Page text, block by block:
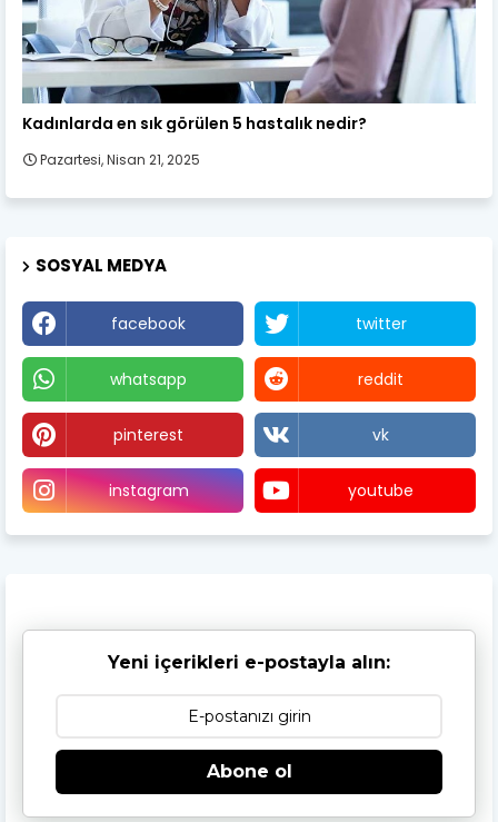
Kadın Sağlığı
Kadınlarda en sık görülen 5 hastalık nedir?
Pazartesi, Nisan 21, 2025
SOSYAL MEDYA
facebook twitter
whatsapp reddit
pinterest vk
instagram youtube
Yeni içerikleri e-postayla alın:
Abone ol